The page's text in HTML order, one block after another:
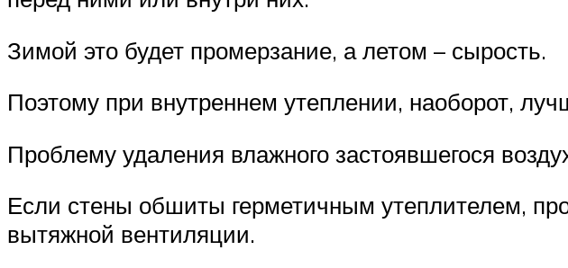
Зимой это будет промерзание, а летом – сырость.
Поэтому при внутреннем утеплении, наоборот,
Проблему удаления влажного застоявшегося
Если стены обшиты герметичным утеплителем,
вытяжной вентиляции.